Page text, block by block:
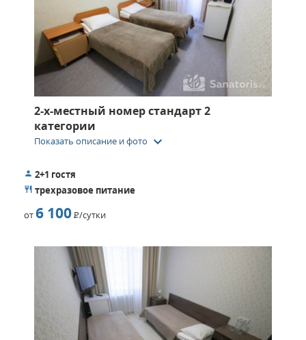
2-х-местный номер стандарт 2
категории
Показать описание и фото keyboard_arrow_down
2+1 гостя
трехразовое питание
от6 100Р/сутки